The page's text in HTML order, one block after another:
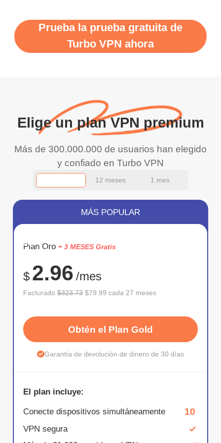
more range and faster
WiFi but honestly the
and keep up the good
work.
Prueba la prueba gratuita de
Turbo VPN ahora
Elige un plan VPN premium
Más de 300.000.000 de usuarios han elegido
y confiado en Turbo VPN
12 meses 1 mes
AHORR
75%
MÁS POPULAR
Plan Oro + 3 MESES Gratis
$ 2.96 /mes
Facturado$323.73 $79.99 cada 27 meses
Obtén el Plan Gold
Garantía de devolución de dinero de 30 días
El plan incluye:
Conecte dispositivos simultáneamente 10
VPN segura